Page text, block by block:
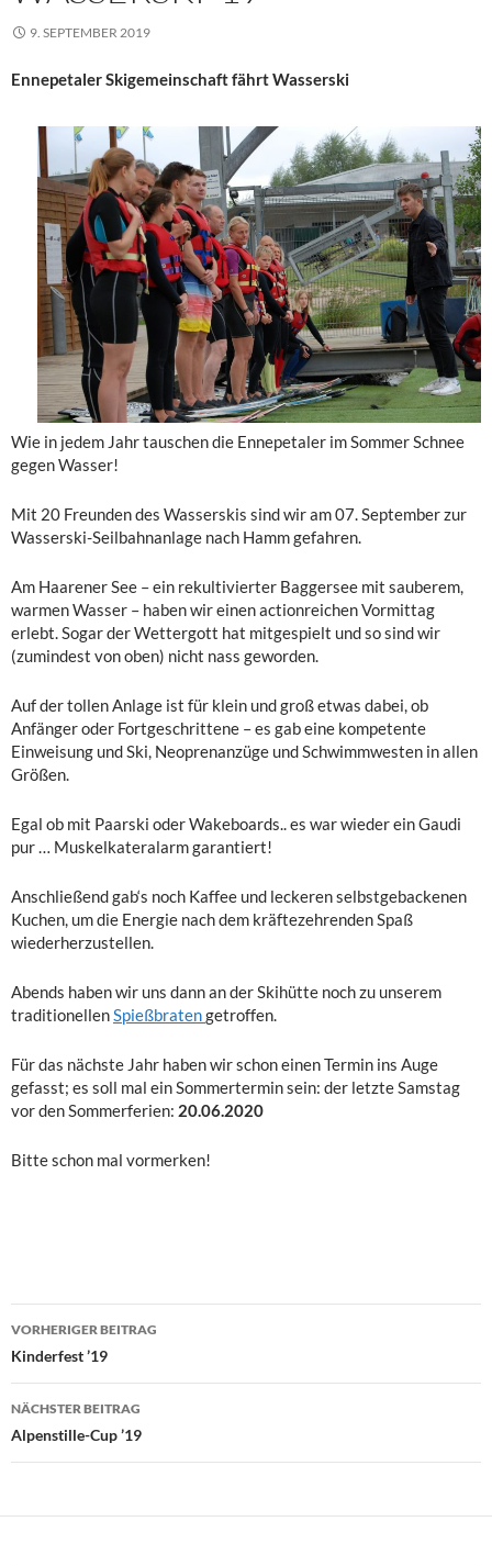
9. SEPTEMBER 2019
Ennepetaler Skigemeinschaft fährt Wasserski
Wie in jedem Jahr tauschen die Ennepetaler im Sommer Schnee
gegen Wasser!
Mit 20 Freunden des Wasserskis sind wir am 07. September zur
Wasserski-Seilbahnanlage nach Hamm gefahren.
Am Haarener See – ein rekultivierter Baggersee mit sauberem,
warmen Wasser – haben wir einen actionreichen Vormittag
erlebt. Sogar der Wettergott hat mitgespielt und so sind wir
(zumindest von oben) nicht nass geworden.
Auf der tollen Anlage ist für klein und groß etwas dabei, ob
Anfänger oder Fortgeschrittene – es gab eine kompetente
Einweisung und Ski, Neoprenanzüge und Schwimmwesten in allen
Größen.
Egal ob mit Paarski oder Wakeboards.. es war wieder ein Gaudi
pur … Muskelkateralarm garantiert!
Anschließend gab‘s noch Kaffee und leckeren selbstgebackenen
Kuchen, um die Energie nach dem kräftezehrenden Spaß
wiederherzustellen.
Abends haben wir uns dann an der Skihütte noch zu unserem
traditionellenSpießbratengetroffen.
Für das nächste Jahr haben wir schon einen Termin ins Auge
gefasst; es soll mal ein Sommertermin sein: der letzte Samstag
vor den Sommerferien: 20.06.2020
Bitte schon mal vormerken!
Beitragsnavigation
VORHERIGER BEITRAG
Kinderfest ’19
NÄCHSTER BEITRAG
Alpenstille-Cup ’19